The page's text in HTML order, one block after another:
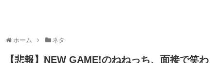
ホーム ネタ
【悲報】NEW GAME!のねねっち、面接で笑わ